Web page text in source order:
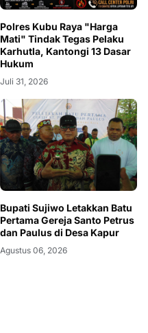
Polres Kubu Raya "Harga
Mati" Tindak Tegas Pelaku
Karhutla, Kantongi 13 Dasar
Hukum
Juli 31, 2026
Bupati Sujiwo Letakkan Batu
Pertama Gereja Santo Petrus
dan Paulus di Desa Kapur
Agustus 06, 2026